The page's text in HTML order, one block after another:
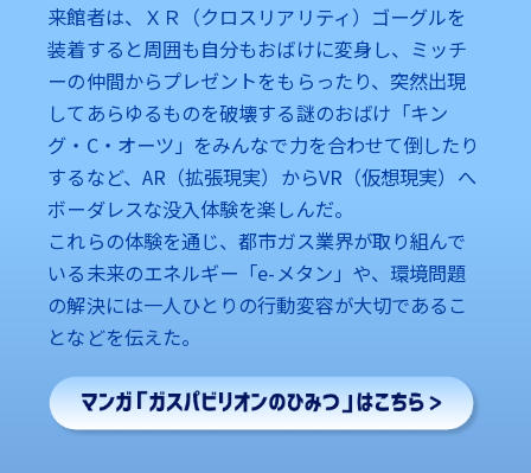
大阪市に寄
贈されまし
た（大阪ガ
ス㈱の
Webサイ
トに遷移し
来館者は、ＸＲ（クロスリアリティ）ゴーグルを
装着すると周囲も自分もおばけに変身し、ミッチ
ーの仲間からプレゼントをもらったり、突然出現
してあらゆるものを破壊する謎のおばけ「キン
グ・C・オーツ」をみんなで力を合わせて倒したり
するなど、AR（拡張現実）からVR（仮想現実）へ
ボーダレスな没入体験を楽しんだ。
これらの体験を通じ、都市ガス業界が取り組んで
いる未来のエネルギー「e-メタン」や、環境問題
の解決には一人ひとりの行動変容が大切であるこ
となどを伝えた。